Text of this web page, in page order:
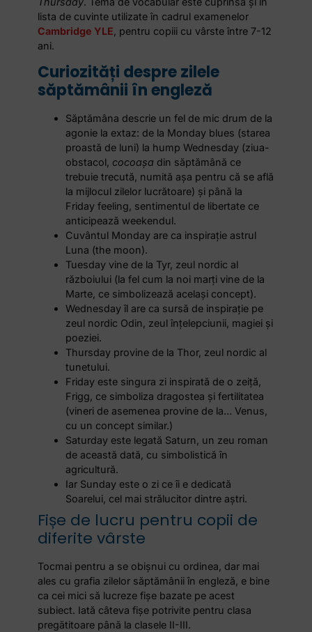
lista de cuvinte utilizate în cadrul examenelor
Cambridge YLE, pentru copiii cu vârste între 7-12
ani.
Curiozități despre zilele
săptămânii în engleză
Săptămâna descrie un fel de mic drum de la
agonie la extaz: de la Monday blues (starea
proastă de luni) la hump Wednesday (ziua-
obstacol, cocoașa din săptămână ce
trebuie trecută, numită așa pentru că se află
la mijlocul zilelor lucrătoare) și până la
Friday feeling, sentimentul de libertate ce
anticipează weekendul.
Cuvântul Monday are ca inspirație astrul
Luna (the moon).
Tuesday vine de la Tyr, zeul nordic al
războiului (la fel cum la noi marți vine de la
Marte, ce simbolizează același concept).
Wednesday îl are ca sursă de inspirație pe
zeul nordic Odin, zeul înțelepciunii, magiei și
poeziei.
Thursday provine de la Thor, zeul nordic al
tunetului.
Friday este singura zi inspirată de o zeiță,
Frigg, ce simboliza dragostea și fertilitatea
(vineri de asemenea provine de la… Venus,
cu un concept similar.)
Saturday este legată Saturn, un zeu roman
de această dată, cu simbolistică în
agricultură.
Iar Sunday este o zi ce îi e dedicată
Soarelui, cel mai strălucitor dintre aștri.
Fișe de lucru pentru copii de
diferite vârste
Tocmai pentru a se obişnui cu ordinea, dar mai
ales cu grafia zilelor săptămânii în engleză, e bine
ca cei mici să lucreze fişe bazate pe acest
subiect. Iată câteva fișe potrivite pentru clasa
pregătitoare până la clasele II-III.